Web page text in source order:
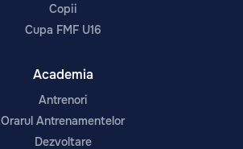
Copii
Cupa FMF U16
Academia
Antrenori
Orarul Antrenamentelor
Dezvoltare